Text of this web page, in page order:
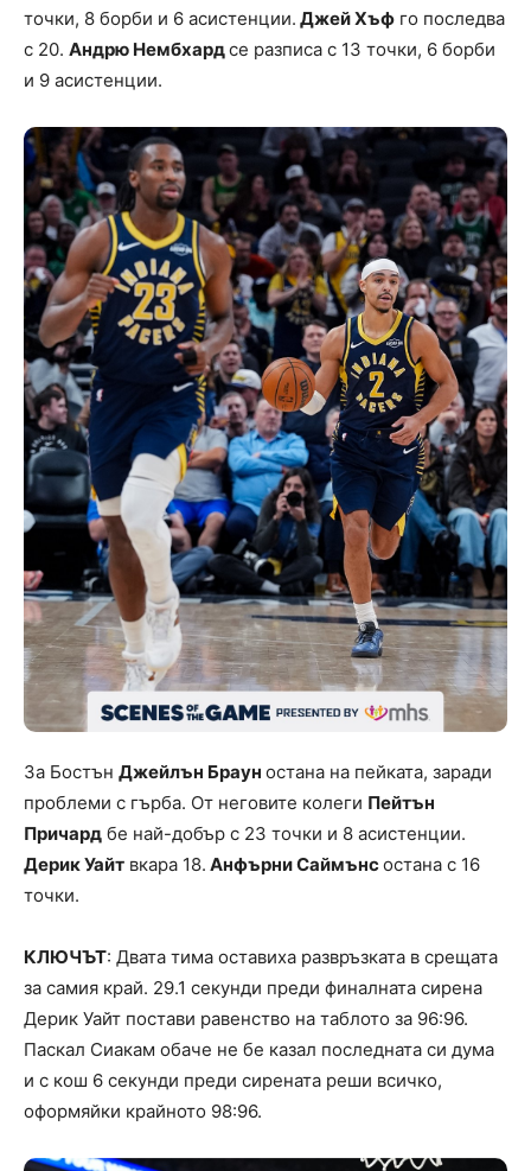
точки, 8 борби и 6 асистенции. Джей Хъф го последва
с 20. Андрю Нембхардсе разписа с 13 точки, 6 борби
и 9 асистенции.
За Бостън Джейлън Браун остана на пейката, заради
проблеми с гърба. От неговите колеги Пейтън
Причард бе най-добър с 23 точки и 8 асистенции.
Дерик Уайт вкара 18. Анфърни Саймънсостана с 16
точки.
КЛЮЧЪТ: Двата тима оставиха развръзката в срещата
за самия край. 29.1 секунди преди финалната сирена
Дерик Уайт постави равенство на таблото за 96:96.
Паскал Сиакам обаче не бе казал последната си дума
и с кош 6 секунди преди сирената реши всичко,
оформяйки крайното 98:96.